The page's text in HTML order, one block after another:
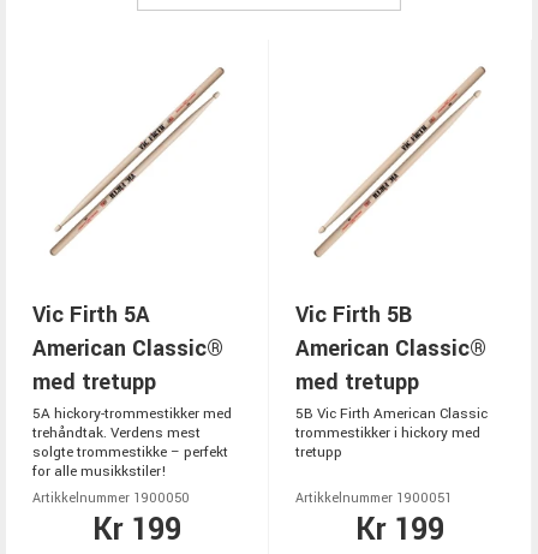
Vic Firth 5A
American Classic®
med tretupp
5A hickory-trommestikker med
trehåndtak. Verdens mest
solgte trommestikke – perfekt
for alle musikkstiler!
Artikkelnummer 1900050
Kr 199
Vic Firth 5B
American Classic®
med tretupp
5B Vic Firth American Classic
trommestikker i hickory med
tretupp
Artikkelnummer 1900051
Kr 199